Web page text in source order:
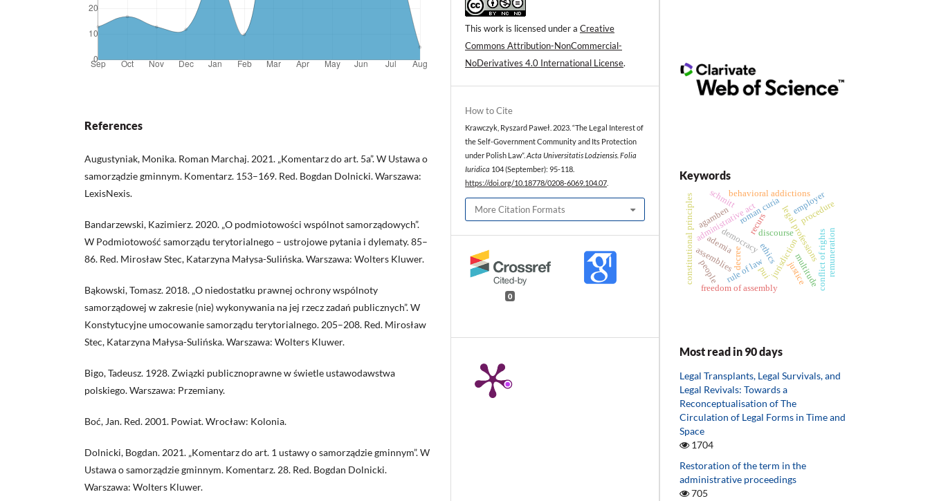
References
Augustyniak, Monika. Roman Marchaj. 2021. „Komentarz do art. 5a”. W Ustawa o
samorządzie gminnym. Komentarz. 153–169. Red. Bogdan Dolnicki. Warszawa:
LexisNexis.
Bandarzewski, Kazimierz. 2020. „O podmiotowości wspólnot samorządowych”.
W Podmiotowość samorządu terytorialnego – ustrojowe pytania i dylematy. 85–
86. Red. Mirosław Stec, Katarzyna Małysa-Sulińska. Warszawa: Wolters Kluwer.
Bąkowski, Tomasz. 2018. „O niedostatku prawnej ochrony wspólnoty
samorządowej w zakresie (nie) wykonywania na jej rzecz zadań publicznych”. W
Konstytucyjne umocowanie samorządu terytorialnego. 205–208. Red. Mirosław
Stec, Katarzyna Małysa-Sulińska. Warszawa: Wolters Kluwer.
Bigo, Tadeusz. 1928. Związki publicznoprawne w świetle ustawodawstwa
polskiego. Warszawa: Przemiany.
Boć, Jan. Red. 2001. Powiat. Wrocław: Kolonia.
Dolnicki, Bogdan. 2021. „Komentarz do art. 1 ustawy o samorządzie gminnym”. W
Ustawa o samorządzie gminnym. Komentarz. 28. Red. Bogdan Dolnicki.
Warszawa: Wolters Kluwer.
This work is licensed under a Creative
Commons Attribution-NonCommercial-
NoDerivatives 4.0 International License.
How to Cite
Krawczyk, Ryszard Paweł. 2023. “The Legal Interest of
the Self-Government Community and Its Protection
under Polish Law”. Acta Universitatis Lodziensis. Folia
Iuridica 104 (September): 95-118.
https://doi.org/10.18778/0208-6069.104.07
More Citation Formats
0
Keywords
ethics legal professions
discourse
jurisdiction
recurs
roman curia
decree
administrative act procedure
democracy
rule of law
constitutional principlesassemblies
freedom of assembly conflict of rights
agamben
ademia
people multitude
schmitt
remuneration
employer
behavioral addictions
pui justice
Most read in 90 days
Legal Transplants, Legal Survivals, and
Legal Revivals: Towards a
Reconceptualisation of The
Circulation of Legal Forms in Time and
Space
1704
Restoration of the term in the
administrative proceedings
705